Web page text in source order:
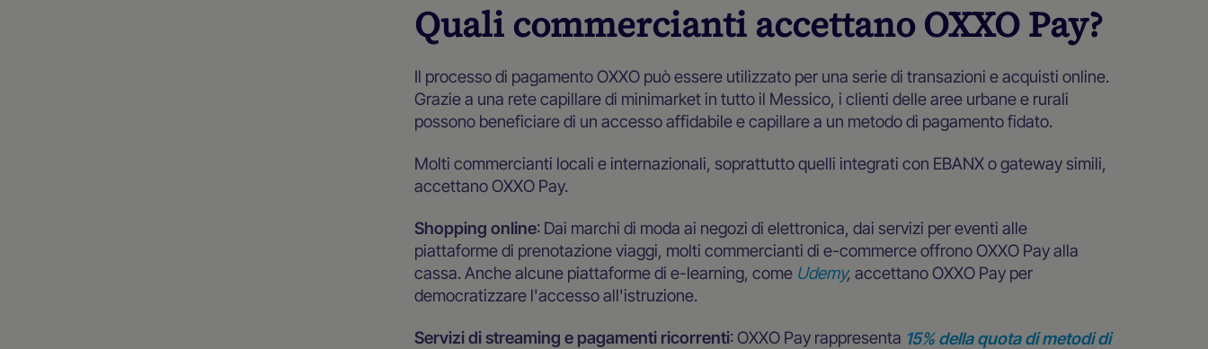
Quali commercianti accettano OXXO Pay?
Il processo di pagamento OXXO può essere utilizzato per una serie di transazioni e acquisti online.
Grazie a una rete capillare di minimarket in tutto il Messico, i clienti delle aree urbane e rurali
possono beneficiare di un accesso affidabile e capillare a un metodo di pagamento fidato.
Molti commercianti locali e internazionali, soprattutto quelli integrati con EBANX o gateway simili,
accettano OXXO Pay.
Shopping online: Dai marchi di moda ai negozi di elettronica, dai servizi per eventi alle
piattaforme di prenotazione viaggi, molti commercianti di e-commerce offrono OXXO Pay alla
cassa. Anche alcune piattaforme di e-learning, come Udemy, accettano OXXO Pay per
democratizzare l'accesso all'istruzione.
Servizi di streaming e pagamenti ricorrenti: OXXO Pay rappresenta 15% della quota di metodi di